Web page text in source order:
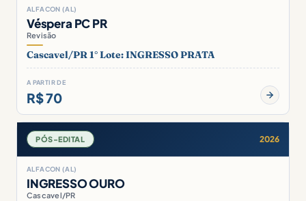
ALFACON (AL)
Véspera PC PR
Revisão
Cascavel/PR 1° Lote: INGRESSO PRATA
A PARTIR DE
R$ 70
PÓS-EDITAL 2026
ALFACON (AL)
INGRESSO OURO
Cascavel/PR